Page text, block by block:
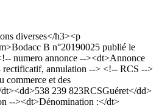
diverses</h3><p
B n°20190025 publié le
numero annonce --><dt>Annonce
annulation --> <!-- RCS -->
commerce et des
239 823RCSGuéret</dd>
--><dt>Dénomination :</dt>